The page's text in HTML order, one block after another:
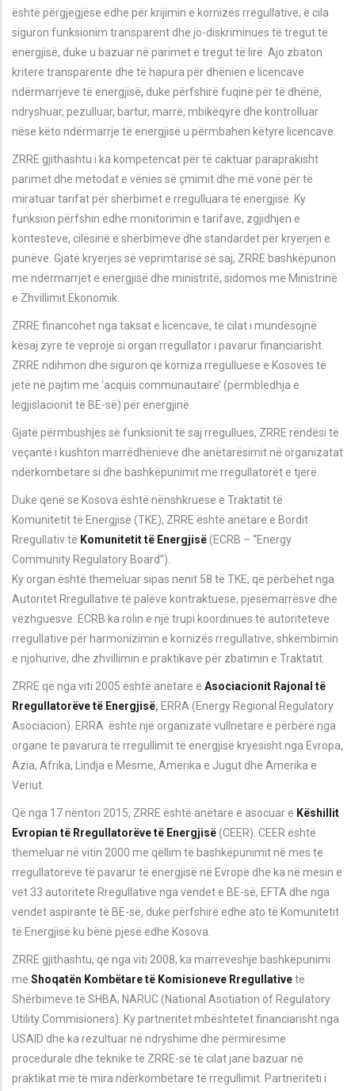
është përgjegjëse edhe për krijimin e kornizës rregullative, e cila
siguron funksionim transparent dhe jo-diskriminues të tregut të
energjisë, duke u bazuar në parimet e tregut të lirë. Ajo zbaton
kritere transparente dhe të hapura për dhënien e licencave
ndërmarrjeve të energjisë, duke përfshirë fuqinë për të dhënë,
ndryshuar, pezulluar, bartur, marrë, mbikëqyrë dhe kontrolluar
nëse këto ndërmarrje të energjisë u përmbahen këtyre licencave.
ZRRE gjithashtu i ka kompetencat për të caktuar paraprakisht
parimet dhe metodat e vënies së çmimit dhe më vonë për të
miratuar tarifat për shërbimet e rregulluara të energjisë. Ky
funksion përfshin edhe monitorimin e tarifave, zgjidhjen e
kontesteve, cilësinë e shërbimeve dhe standardet për kryerjen e
punëve. Gjatë kryerjes së veprimtarisë së saj, ZRRE bashkëpunon
me ndërmarrjet e energjisë dhe ministritë, sidomos me Ministrinë
e Zhvillimit Ekonomik.
ZRRE financohet nga taksat e licencave, të cilat i mundësojnë
kësaj zyre të veprojë si organ rregullator i pavarur financiarisht.
ZRRE ndihmon dhe siguron që korniza rregulluese e Kosovës të
jetë në pajtim me ‘acquis communautaire’ (përmbledhja e
legjislacionit të BE-së) për energjinë.
Gjatë përmbushjes së funksionit të saj rregullues, ZRRE rëndësi të
veçantë i kushton marrëdhënieve dhe anëtarësimit në organizatat
ndërkombëtare si dhe bashkëpunimit me rregullatorët e tjerë.
Duke qenë se Kosova është nënshkruese e Traktatit të
Komunitetit të Energjisë (TKE), ZRRE është anëtare e Bordit
Rregullativ të Komunitetit të Energjisë(ECRB – “Energy
Community Regulatory Board”).
Ky organ është themeluar sipas nenit 58 të TKE, që përbëhet nga
Autoritet Rregullative të palëve kontraktuese, pjesëmarrësve dhe
vëzhguesve. ECRB ka rolin e një trupi koordinues të autoriteteve
rregullative për harmonizimin e kornizës rregullative, shkëmbimin
e njohurive, dhe zhvillimin e praktikave për zbatimin e Traktatit.
ZRRE që nga viti 2005 është anëtare e Asociacionit Rajonal të
Rregullatorëve të Energjisë, ERRA (Energy Regional Regulatory
Asociacion). ERRA është një organizatë vullnetare e përbërë nga
organe të pavarura të rregullimit të energjisë kryesisht nga Evropa,
Azia, Afrika, Lindja e Mesme, Amerika e Jugut dhe Amerika e
Veriut.
Që nga 17 nëntori 2015, ZRRE është anëtare e asocuar e Këshillit
Evropian të Rregullatorëve të Energjisë(CEER). CEER është
themeluar në vitin 2000 me qëllim të bashkëpunimit në mes të
rregullatorëve të pavarur të energjisë në Evropë dhe ka në mesin e
vet 33 autoritete Rregullative nga vendet e BE-së, EFTA dhe nga
vendet aspirante të BE-së, duke përfshirë edhe ato të Komunitetit
të Energjisë ku bënë pjesë edhe Kosova.
ZRRE gjithashtu, që nga viti 2008, ka marrëveshje bashkëpunimi
me Shoqatën Kombëtare të Komisioneve Rregullativetë
Shërbimeve të SHBA, NARUC (National Asotiation of Regulatory
Utility Commisioners). Ky partneritet mbështetet financiarisht nga
USAID dhe ka rezultuar në ndryshime dhe përmirësime
procedurale dhe teknike të ZRRE-së të cilat janë bazuar në
praktikat më të mira ndërkombëtare të rregullimit. Partneriteti i